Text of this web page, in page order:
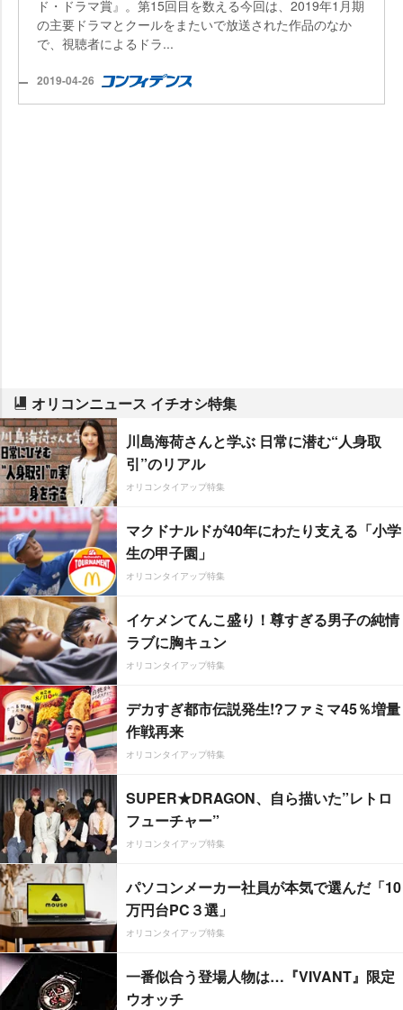
ド・ドラマ賞』。第15回目を数える今回は、2019年1月期
の主要ドラマとクールをまたいで放送された作品のなか
で、視聴者によるドラ...
2019-04-26
オリコンニュース イチオシ特集
川島海荷さんと学ぶ 日常に潜む“人身取
引”のリアル
オリコンタイアップ特集
マクドナルドが40年にわたり支える「小学
生の甲子園」
オリコンタイアップ特集
イケメンてんこ盛り！尊すぎる男子の純情
ラブに胸キュン
オリコンタイアップ特集
デカすぎ都市伝説発生!?ファミマ45％増量
作戦再来
オリコンタイアップ特集
SUPER★DRAGON、自ら描いた”レトロ
フューチャー”
オリコンタイアップ特集
パソコンメーカー社員が本気で選んだ「10
万円台PC３選」
オリコンタイアップ特集
一番似合う登場人物は…『VIVANT』限定
ウオッチ